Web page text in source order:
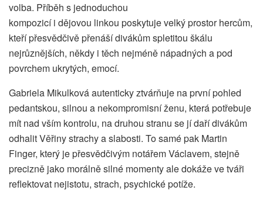
volba. Příběh s jednoduchou
kompozicí i dějovou linkou poskytuje velký prostor hercům,
kteří přesvědčivě přenáší divákům spletitou škálu
nejrůznějších, někdy i těch nejméně nápadných a pod
povrchem ukrytých, emocí.
Gabriela Mikulková autenticky ztvárňuje na první pohled
pedantskou, silnou a nekompromisní ženu, která potřebuje
mít nad vším kontrolu, na druhou stranu se jí daří divákům
odhalit Věřiny strachy a slabosti. To samé pak Martin
Finger, který je přesvědčivým notářem Václavem, stejně
precizně jako morálně silné momenty ale dokáže ve tváři
reflektovat nejistotu, strach, psychické potíže.